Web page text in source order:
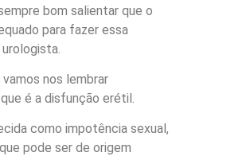
bom salientar que o
para fazer essa
nos lembrar
é a disfunção erétil.
como impotência sexual,
pode ser de origem